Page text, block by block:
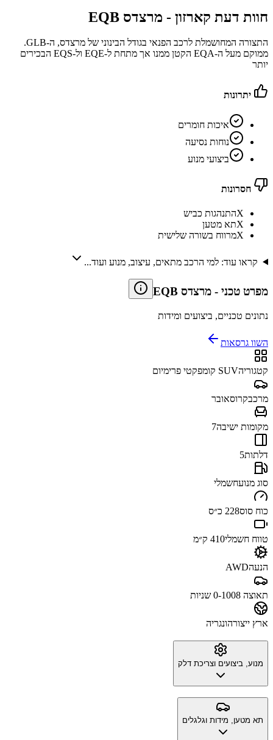
חוות דעת קארזון - מרצדס EQB
התצורה המחושמלת לרכב הפנאי בגודל הבינוני של מרצדס, ה-GLB.
ממוקם מעל ה-EQA הקטן ממנו אך מתחת ל-EQE ול-EQS הבכירים
יותר
יתרונות
איכות חומרים
נוחות נסיעה
ביצועי מנוע
חסרונות
Xהתנהגות כביש
Xתא מטען
Xמרווח בשורה שלישית
קראו עוד: למי הרכב מתאים, עיצוב, מנוע ועוד...
מפרט טכני - מרצדס EQB
נתונים טכניים, ביצועים ומידות
השוו גרסאות
קטגוריהSUV קומפקטי פרימיום
מרכבקרוסאובר
מקומות ישיבה7
דלתות5
סוג מנועחשמלי
כוח סוס228 כ״ס
טווח חשמלי410 ק״מ
הנעהAWD
תאוצה 0-100 8 שניות
ארץ ייצורהונגריה
מנוע, ביצועים וצריכת דלק
תא מטען, מידות וגלגלים